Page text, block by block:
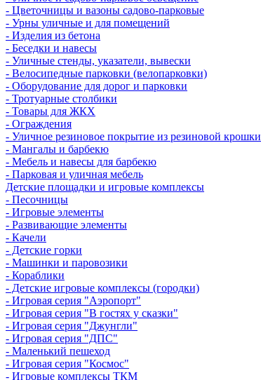
- Цветочницы и вазоны садово-парковые
- Урны уличные и для помещений
- Изделия из бетона
- Беседки и навесы
- Уличные стенды, указатели, вывески
- Велосипедные парковки (велопарковки)
- Оборудование для дорог и парковки
- Тротуарные столбики
- Товары для ЖКХ
- Ограждения
- Уличное резиновое покрытие из резиновой крошки
- Мангалы и барбекю
- Мебель и навесы для барбекю
- Парковая и уличная мебель
Детские площадки и игровые комплексы
- Песочницы
- Игровые элементы
- Развивающие элементы
- Качели
- Детские горки
- Машинки и паровозики
- Кораблики
- Детские игровые комплексы (городки)
- Игровая серия "Аэропорт"
- Игровая серия "В гостях у сказки"
- Игровая серия "Джунгли"
- Игровая серия "ДПС"
- Маленький пешеход
- Игровая серия "Космос"
- Игровые комплексы ТКМ